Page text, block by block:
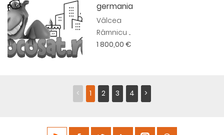
germania
Vâlcea
Râmnicu ...
1 800,00 €
< 1 2 3 4 >